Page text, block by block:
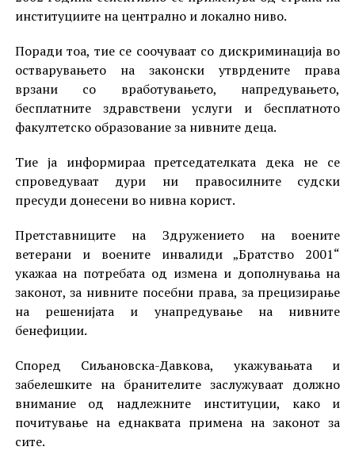
институциите на централно и локално ниво.
Поради тоа, тие се соочуваат со дискриминација во
остварувањето на законски утврдените права
врзани со вработувањето, напредувањето,
бесплатните здравствени услуги и бесплатното
факултетско образование за нивните деца.
Тие ја информираа претседателката дека не се
спроведуваат дури ни правосилните судски
пресуди донесени во нивна корист.
Претставниците на Здружението на воените
ветерани и воените инвалиди „Братство 2001“
укажаа на потребата од измена и дополнувања на
законот, за нивните посебни права, за прецизирање
на решенијата и унапредување на нивните
бенефиции.
Според Сиљановска-Давкова, укажувањата и
забелешките на бранителите заслужуваат должно
внимание од надлежните институции, како и
почитување на еднаквата примена на законот за
сите.